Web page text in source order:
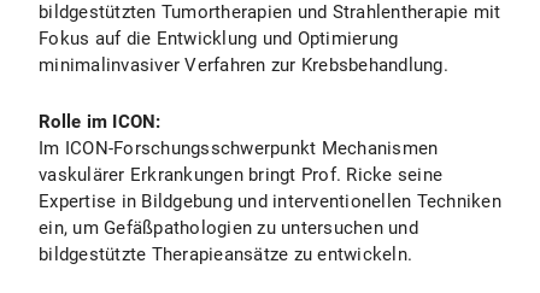
bildgestützten Tumortherapien und Strahlentherapie mit
Fokus auf die Entwicklung und Optimierung
minimalinvasiver Verfahren zur Krebsbehandlung.
Rolle im ICON:
Im ICON-Forschungsschwerpunkt Mechanismen
vaskulärer Erkrankungen bringt Prof. Ricke seine
Expertise in Bildgebung und interventionellen Techniken
ein, um Gefäßpathologien zu untersuchen und
bildgestützte Therapieansätze zu entwickeln.